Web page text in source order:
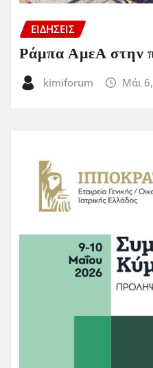
ΕΙΔΗΣΕΙΣ
Ράμπα ΑμεΑ στην
kimiforum Μάι